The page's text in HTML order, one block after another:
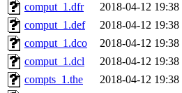
comput_1.dfr
2018-04-12 19:38
comput_1.def
2018-04-12 19:38
comput_1.dco
2018-04-12 19:38
comput_1.dcl
2018-04-12 19:38
compts_1.the
2018-04-12 19:38